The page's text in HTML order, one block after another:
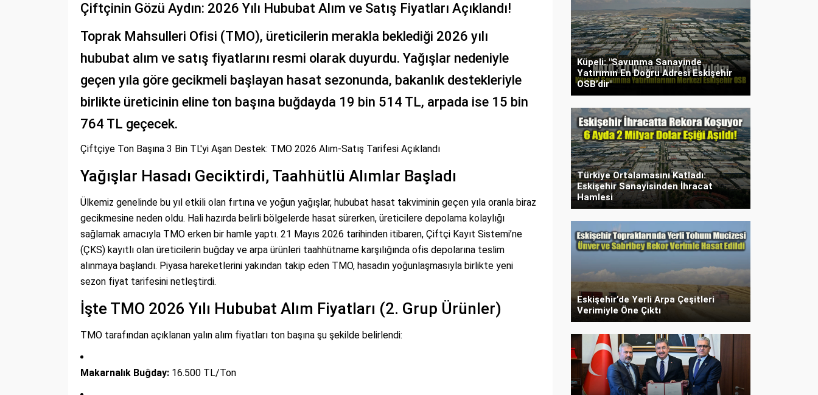
Çiftçinin Gözü Aydın: 2026 Yılı Hububat Alım ve Satış Fiyatları Açıklandı!
Toprak Mahsulleri Ofisi (TMO), üreticilerin merakla beklediği 2026 yılı
hububat alım ve satış fiyatlarını resmi olarak duyurdu. Yağışlar nedeniyle
geçen yıla göre gecikmeli başlayan hasat sezonunda, bakanlık destekleriyle
birlikte üreticinin eline ton başına buğdayda 19 bin 514 TL, arpada ise 15 bin
764 TL geçecek.
Çiftçiye Ton Başına 3 Bin TL'yi Aşan Destek: TMO 2026 Alım-Satış Tarifesi Açıklandı
Yağışlar Hasadı Geciktirdi, Taahhütlü Alımlar Başladı
Ülkemiz genelinde bu yıl etkili olan fırtına ve yoğun yağışlar, hububat hasat takviminin geçen yıla oranla biraz
gecikmesine neden oldu. Hali hazırda belirli bölgelerde hasat sürerken, üreticilere depolama kolaylığı
sağlamak amacıyla TMO erken bir hamle yaptı. 21 Mayıs 2026 tarihinden itibaren, Çiftçi Kayıt Sistemi’ne
(ÇKS) kayıtlı olan üreticilerin buğday ve arpa ürünleri taahhütname karşılığında ofis depolarına teslim
alınmaya başlandı. Piyasa hareketlerini yakından takip eden TMO, hasadın yoğunlaşmasıyla birlikte yeni
sezon fiyat tarifesini netleştirdi.
İşte TMO 2026 Yılı Hububat Alım Fiyatları (2. Grup Ürünler)
TMO tarafından açıklanan yalın alım fiyatları ton başına şu şekilde belirlendi:
Makarnalık Buğday: 16.500 TL/Ton
Küpeli: "Savunma Sanayinde
Yatırımın En Doğru Adresi Eskişehir
OSB’dir"
Türkiye Ortalamasını Katladı:
Eskişehir Sanayisinden İhracat
Hamlesi
Eskişehir’de Yerli Arpa Çeşitleri
Verimiyle Öne Çıktı